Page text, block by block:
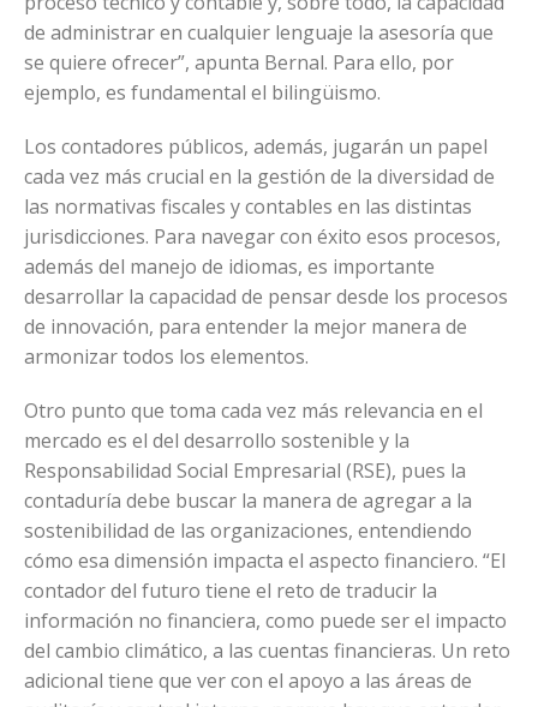
de administrar en cualquier lenguaje la asesoría que
se quiere ofrecer”, apunta Bernal. Para ello, por
ejemplo, es fundamental el bilingüismo.
Los contadores públicos, además, jugarán un papel
cada vez más crucial en la gestión de la diversidad de
las normativas fiscales y contables en las distintas
jurisdicciones. Para navegar con éxito esos procesos,
además del manejo de idiomas, es importante
desarrollar la capacidad de pensar desde los procesos
de innovación, para entender la mejor manera de
armonizar todos los elementos.
Otro punto que toma cada vez más relevancia en el
mercado es el del desarrollo sostenible y la
Responsabilidad Social Empresarial (RSE), pues la
contaduría debe buscar la manera de agregar a la
sostenibilidad de las organizaciones, entendiendo
cómo esa dimensión impacta el aspecto financiero. “El
contador del futuro tiene el reto de traducir la
información no financiera, como puede ser el impacto
del cambio climático, a las cuentas financieras. Un reto
adicional tiene que ver con el apoyo a las áreas de